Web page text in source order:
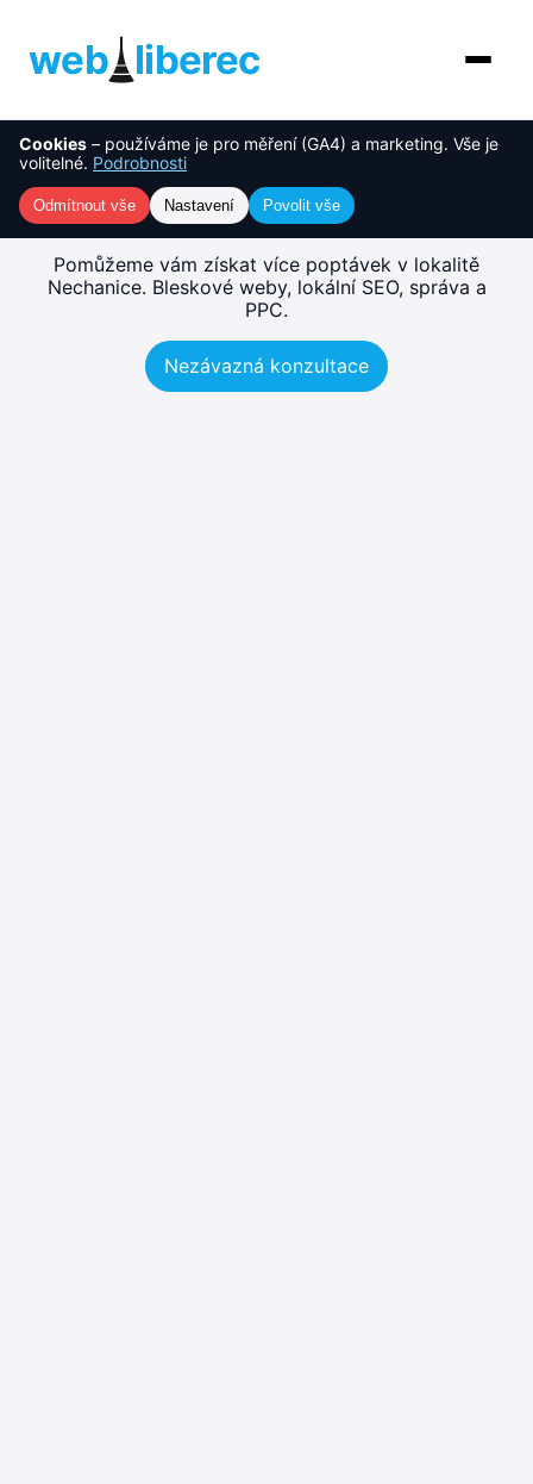
web liberec
O nás
Služby
NOVINKA
AI řešení
Cookies – používáme je pro měření (GA4) a marketing. Vše je
volitelné. Podrobnosti
Odmítnout vše Nastavení Povolit vše
Tvorba webu Nechanice –
rychlé, SEO-ready weby
Pomůžeme vám získat více poptávek v lokalitě
Nechanice. Bleskové weby, lokální SEO, správa a
PPC.
Nezávazná konzultace